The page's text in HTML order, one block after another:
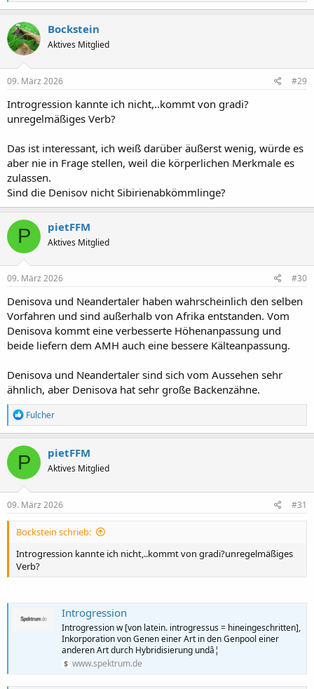
a
k
t
i
o
n
e
:
Bockstein
Aktives Mitglied
09. März 2026 #29
Introgression kannte ich nicht,..kommt von gradi?
unregelmäßiges Verb?
Das ist interessant, ich weiß darüber äußerst wenig, würde es
aber nie in Frage stellen, weil die körperlichen Merkmale es
zulassen.
Sind die Denisov nicht Sibirienabkömmlinge?
P pietFFM
Aktives Mitglied
09. März 2026 #30
Denisova und Neandertaler haben wahrscheinlich den selben
Vorfahren und sind außerhalb von Afrika entstanden. Vom
Denisova kommt eine verbesserte Höhenanpassung und
beide liefern dem AMH auch eine bessere Kälteanpassung.
Denisova und Neandertaler sind sich vom Aussehen sehr
ähnlich, aber Denisova hat sehr große Backenzähne.
R
e
a
k
t
o
n
e
Fulcher
P pietFFM
Aktives Mitglied
09. März 2026 #31
Bockstein schrieb:
Introgression kannte ich nicht,..kommt von gradi?unregelmäßiges
Verb?
Introgression
Introgression w [von latein. introgressus = hineingeschritten],
Inkorporation von Genen einer Art in den Genpool einer
anderen Art durch Hybridisierung undâ¦
www.spektrum.de